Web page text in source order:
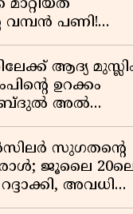
വമ്പൻ പണി!
തിരിച്ചടി
ആദ്യ
ഉറക്കം
അൽ
തരംഗം!
സുഗതന്റെ
ജൂലൈ
അവധി